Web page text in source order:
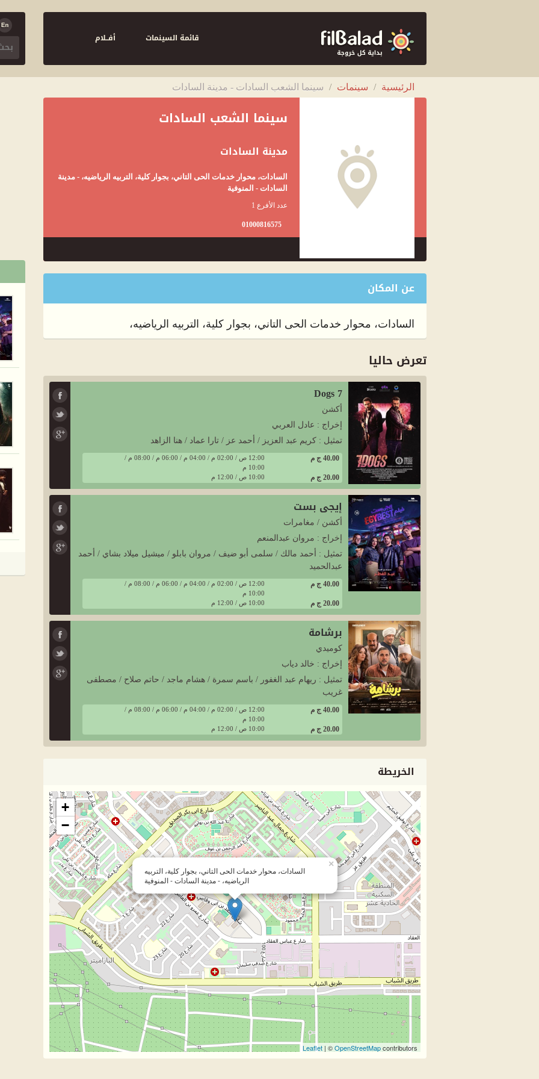
قائمة السينمات أفــلام
الرئيسية / سينمات / سينما الشعب السادات - مدينة السادات
سينما الشعب السادات
مدينة السادات
السادات، محوار خدمات الحى التاني، بجوار كلية، التربيه الرياضيه، - مدينة
السادات - المنوفية
عدد الأفرع 1
01000816575
عن المكان
السادات، محوار خدمات الحى التاني، بجوار كلية، التربيه الرياضيه،
تعرض حاليا
7 Dogs
أكشن
إخراج : عادل العربي
تمثيل : كريم عبد العزيز / أحمد عز / تارا عماد / هنا الزاهد
40.00 ج م
12:00 ص / 02:00 م / 04:00 م / 06:00 م / 08:00 م /
10:00 م
20.00 ج م 10:00 ص / 12:00 م
إيجي بست
أكشن / مغامرات
إخراج : مروان عبدالمنعم
تمثيل : أحمد مالك / سلمى أبو ضيف / مروان بابلو / ميشيل ميلاد بشاي / أحمد
عبدالحميد
40.00 ج م
12:00 ص / 02:00 م / 04:00 م / 06:00 م / 08:00 م /
10:00 م
20.00 ج م 10:00 ص / 12:00 م
برشامة
كوميدي
إخراج : خالد دياب
تمثيل : ريهام عبد الغفور / باسم سمرة / هشام ماجد / حاتم صلاح / مصطفى
غريب
40.00 ج م
12:00 ص / 02:00 م / 04:00 م / 06:00 م / 08:00 م /
10:00 م
20.00 ج م 10:00 ص / 12:00 م
الخريطة
السادات، محوار خدمات الحى التاني، بجوار كلية، التربيه
الرياضيه، - مدينة السادات - المنوفية
×
+
−
Leaflet | ©OpenStreetMapcontributors